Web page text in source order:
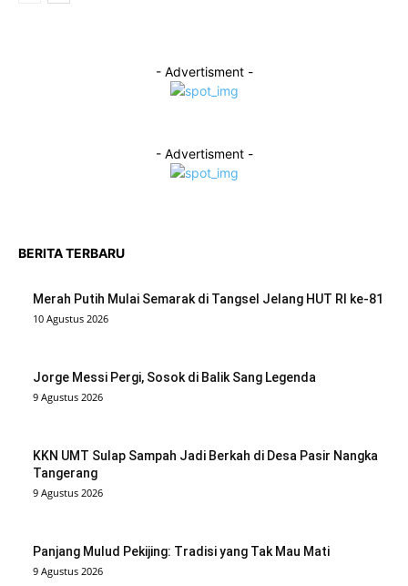
- Advertisment -
- Advertisment -
BERITA TERBARU
Merah Putih Mulai Semarak di Tangsel Jelang HUT RI ke-81
10 Agustus 2026
Jorge Messi Pergi, Sosok di Balik Sang Legenda
9 Agustus 2026
KKN UMT Sulap Sampah Jadi Berkah di Desa Pasir Nangka
Tangerang
9 Agustus 2026
Panjang Mulud Pekijing: Tradisi yang Tak Mau Mati
9 Agustus 2026